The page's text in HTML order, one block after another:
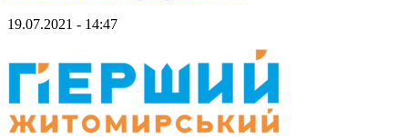
19.07.2021 - 14:47